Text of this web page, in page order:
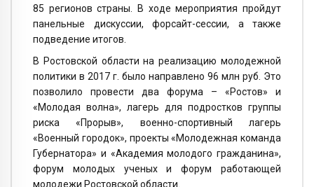
85 регионов страны. В ходе мероприятия пройдут
панельные дискуссии, форсайт-сессии, а также
подведение итогов.
В Ростовской области на реализацию молодежной
политики в 2017 г. было направлено 96 млн руб. Это
позволило провести два форума – «Ростов» и
«Молодая волна», лагерь для подростков группы
риска «Прорыв», военно-спортивный лагерь
«Военный городок», проекты «Молодежная команда
Губернатора» и «Академия молодого гражданина»,
форум молодых ученых и форум работающей
молодежи Ростовской области.